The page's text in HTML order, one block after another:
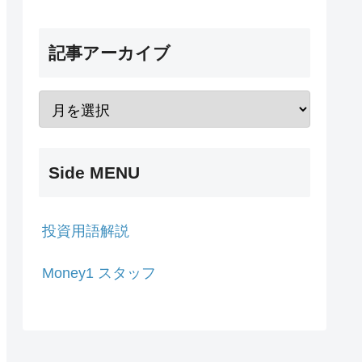
記事アーカイブ
Side MENU
投資用語解説
Money1 スタッフ